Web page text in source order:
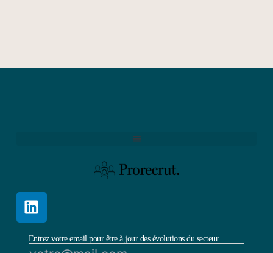
Entrez votre email pour être à jour des évolutions du secteur